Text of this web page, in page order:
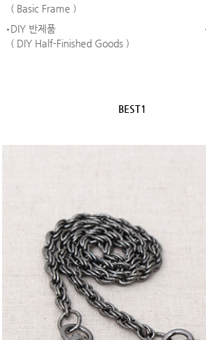
( Basic Frame )
DIY 반제품
( DIY Half-Finished Goods )
BEST1